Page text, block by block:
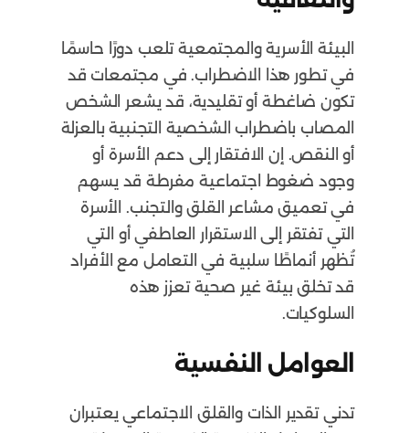
البيئة الأسرية والمجتمعية تلعب دورًا حاسمًا
في تطور هذا الاضطراب. في مجتمعات قد
تكون ضاغطة أو تقليدية، قد يشعر الشخص
المصاب باضطراب الشخصية التجنبية بالعزلة
أو النقص. إن الافتقار إلى دعم الأسرة أو
وجود ضغوط اجتماعية مفرطة قد يسهم
في تعميق مشاعر القلق والتجنب. الأسرة
التي تفتقر إلى الاستقرار العاطفي أو التي
تُظهر أنماطًا سلبية في التعامل مع الأفراد
قد تخلق بيئة غير صحية تعزز هذه
السلوكيات.
العوامل النفسية
تدني تقدير الذات والقلق الاجتماعي يعتبران